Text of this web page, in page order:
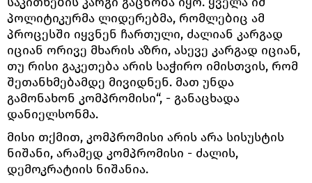
პოლიტიკურმა ლიდერებმა, რომლებიც ამ
პროცესში იყვნენ ჩართული, ძალიან კარგად
იციან ორივე მხარის აზრი, ასევე კარგად იციან,
თუ რისი გაკეთება არის საჭირო იმისთვის, რომ
შეთანხმებამდე მივიდნენ. მათ უნდა
გამონახონ კომპრომისი“, - განაცხადა
დანიელსონმა.
მისი თქმით, კომპრომისი არის არა სისუსტის
ნიშანი, არამედ კომპრომისი - ძალის,
დემოკრატიის ნიშანია.